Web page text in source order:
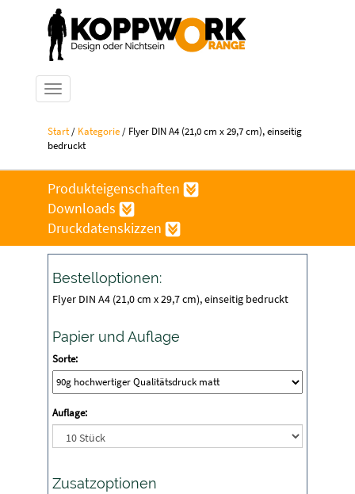
Navigation ein-/ausblenden
Start/ Kategorie/ Flyer DIN A4 (21,0 cm x 29,7 cm), einseitig
bedruckt
Produkteigenschaften
Downloads
Druckdatenskizzen
Bestelloptionen:
Flyer DIN A4 (21,0 cm x 29,7 cm), einseitig bedruckt
Papier und Auflage
Sorte:
Auflage:
Zusatzoptionen